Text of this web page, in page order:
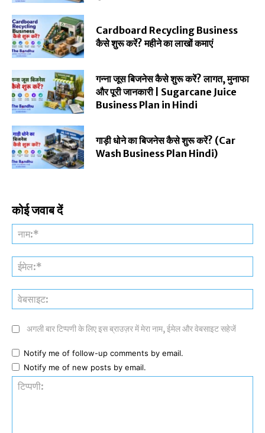
Cardboard Recycling Business
कैसे शुरू करें? महीने का लाखों कमाएं
गन्ना जूस बिजनेस कैसे शुरू करें? लागत, मुनाफा
और पूरी जानकारी | Sugarcane Juice
Business Plan in Hindi
गाड़ी धोने का बिजनेस कैसे शुरू करें? (Car
Wash Business Plan Hindi)
कोई जवाब दें
अगली बार टिप्पणी के लिए इस ब्राउज़र में मेरा नाम, ईमेल और वेबसाइट सहेजें
Notify me of follow-up comments by email.
Notify me of new posts by email.